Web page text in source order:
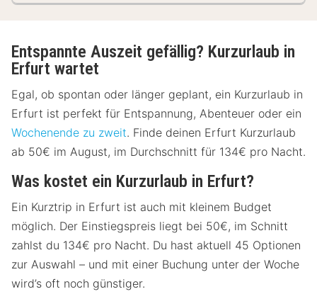
Entspannte Auszeit gefällig? Kurzurlaub in
Erfurt wartet
Egal, ob spontan oder länger geplant, ein Kurzurlaub in
Erfurt ist perfekt für Entspannung, Abenteuer oder ein
Wochenende zu zweit. Finde deinen Erfurt Kurzurlaub
ab 50€ im August, im Durchschnitt für 134€ pro Nacht.
Was kostet ein Kurzurlaub in Erfurt?
Ein Kurztrip in Erfurt ist auch mit kleinem Budget
möglich. Der Einstiegspreis liegt bei 50€, im Schnitt
zahlst du 134€ pro Nacht. Du hast aktuell 45 Optionen
zur Auswahl – und mit einer Buchung unter der Woche
wird’s oft noch günstiger.